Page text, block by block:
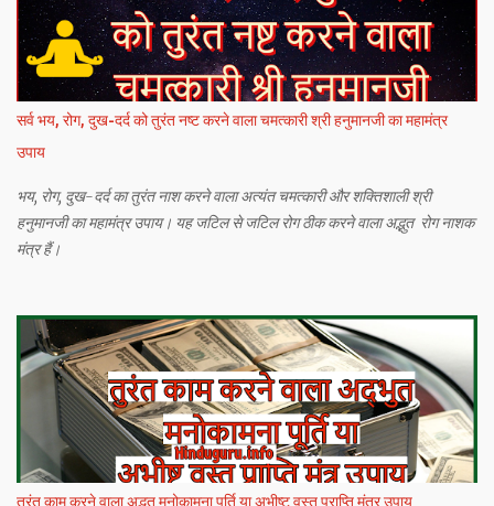
सर्व भय, रोग, दुख-दर्द को तुरंत नष्ट करने वाला चमत्कारी श्री हनुमानजी का महामंत्र
उपाय
भय, रोग, दुख-दर्द का तुरंत नाश करने वाला अत्यंत चमत्कारी और शक्तिशाली श्री
हनुमानजी का महामंत्र उपाय। यह जटिल से जटिल रोग ठीक करने वाला अद्भुत रोग नाशक
मंत्र हैं।
तुरंत काम करने वाला अद्भुत मनोकामना पूर्ति या अभीष्ट वस्तु प्राप्ति मंत्र उपाय